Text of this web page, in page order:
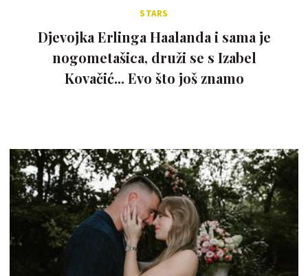
STARS
Djevojka Erlinga Haalanda i sama je
nogometašica, druži se s Izabel
Kovačić... Evo što još znamo